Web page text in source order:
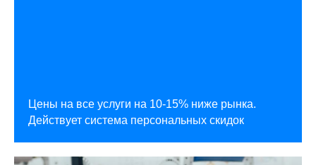
Цены на все услуги на 10-15% ниже рынка.
Действует система персональных скидок